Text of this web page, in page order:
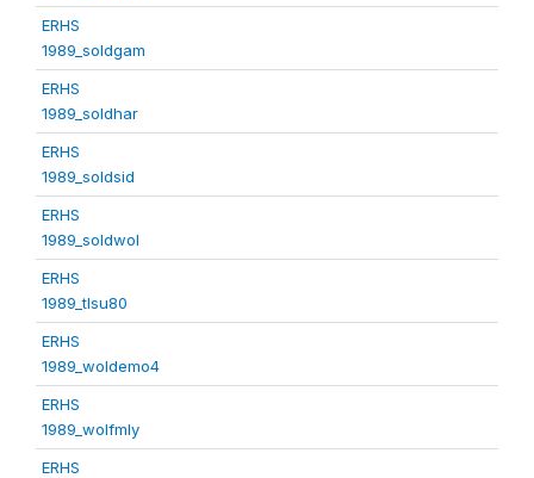
ERHS
1989_soldgam
ERHS
1989_soldhar
ERHS
1989_soldsid
ERHS
1989_soldwol
ERHS
1989_tlsu80
ERHS
1989_woldemo4
ERHS
1989_wolfmly
ERHS